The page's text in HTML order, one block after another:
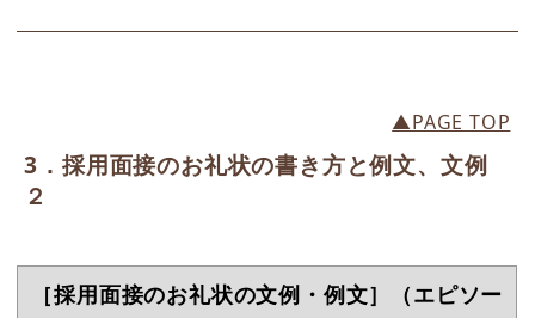
▲PAGE TOP
3．採用面接のお礼状の書き方と例文、文例
２
［採用面接のお礼状の文例・例文］（エピソー